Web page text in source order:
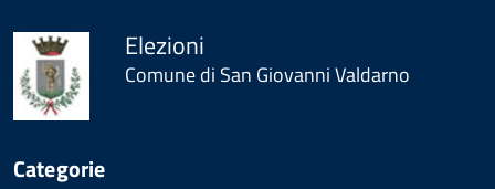
Elezioni
Comune di San Giovanni Valdarno
Categorie